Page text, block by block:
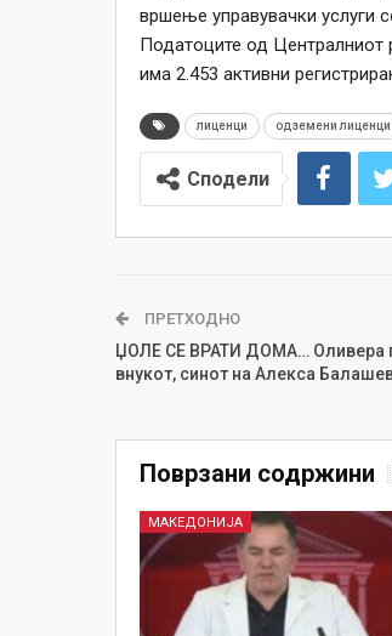
вршење управувачки услуги
Податоците од Централниот
има 2.453 активни
лиценци одземени лиценци
Сподели
ПРЕТХОДНО
ЏОЛЕ СЕ ВРАТИ ДОМА… Оливера
внукот, синот на Алекса
Поврзани содржини
МАКЕДОНИЈА